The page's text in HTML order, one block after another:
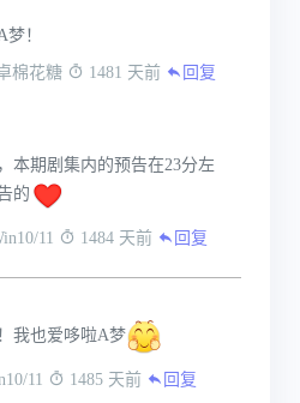
！
棉花糖 1481 天前 回复
本期剧集内的预告在23分左
的
11 1484 天前 回复
我也爱哆啦A梦
11 1485 天前 回复